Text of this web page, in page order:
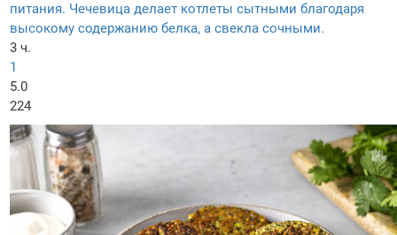
питания. Чечевица делает котлеты сытными благодаря
высокому содержанию белка, а свекла сочными.
3 ч.
1
5.0
224